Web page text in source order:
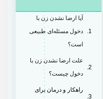
آیا ارضا نشدن زن با
دخول مسئله‌ای طبیعی
علت ارضا نشدن زن با
دخول چیست؟
راهکار و درمان برای